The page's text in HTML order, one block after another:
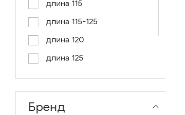
длина 115
длина 115-125
длина 120
длина 125
длина 130
длина 135
Бренд